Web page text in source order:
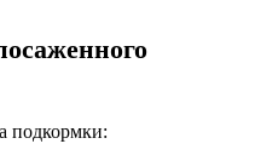
подкормки: